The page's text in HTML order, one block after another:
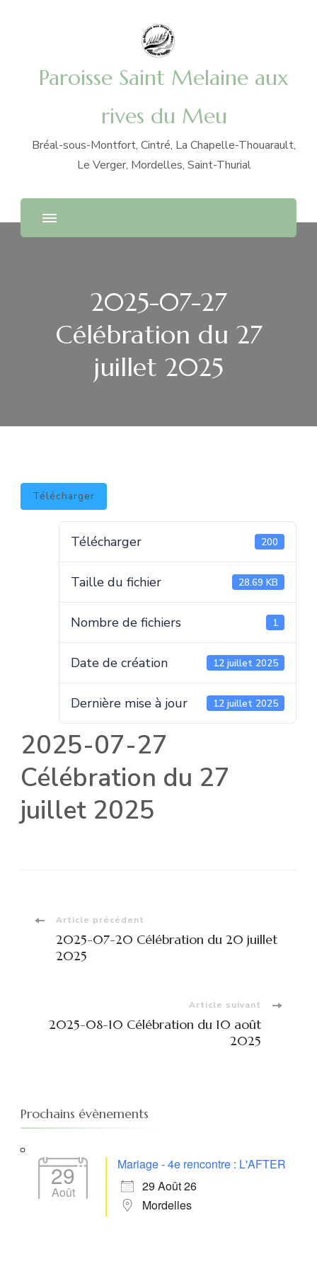
Paroisse Saint Melaine aux
rives du Meu
Bréal-sous-Montfort, Cintré, La Chapelle-Thouarault,
Le Verger, Mordelles, Saint-Thurial
2025-07-27
Célébration du 27
juillet 2025
Télécharger
Télécharger 200
Taille du fichier 28.69 KB
Nombre de fichiers 1
Date de création 12 juillet 2025
Dernière mise à jour 12 juillet 2025
2025-07-27
Célébration du 27
juillet 2025
Navigation
d'article
Article précédent
2025-07-20 Célébration du 20 juillet
2025
Article suivant
2025-08-10 Célébration du 10 août
2025
Prochains évènements
29
Août
Mariage - 4e rencontre : L'AFTER
29 Août 26
Mordelles